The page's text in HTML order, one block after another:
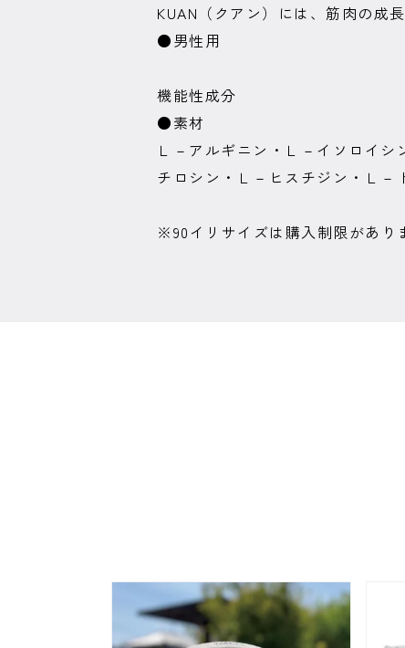
KUAN（クアン）には、筋肉の成
●男性用
機能性成分
●素材
Ｌ－アルギニン・Ｌ－イソロイ
チロシン・Ｌ－ヒスチジン・Ｌ－
※90イリサイズは購入制限があり